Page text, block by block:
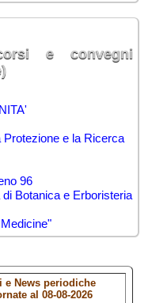
e convegni
Protezione e la Ricerca
96
Botanica e Erboristeria
e News periodiche
al 08-08-2026